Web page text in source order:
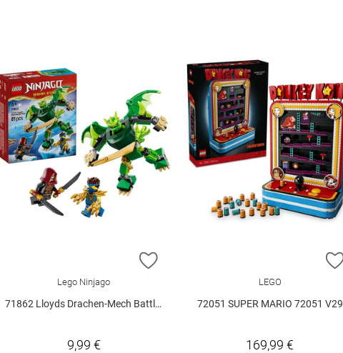
ZUR WUNSCHLISTE HINZUFÜGEN
Lego Ninjago
71862 Lloyds Drachen-Mech Battle Set V29
9,99 €
LEGO
72051 SUPER MARIO 72051 V29
169,99 €